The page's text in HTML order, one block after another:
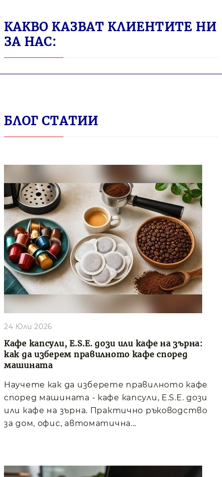
КАКВО КАЗВАТ КЛИЕНТИТЕ НИ
ЗА НАС:
БЛОГ СТАТИИ
Кафе капсули, E.S.E. дози или кафе на зърна:
как да изберем правилното кафе според
машината
24 Юли 2026
Научете как да изберете правилното кафе
според машината - кафе капсули, E.S.E. дози
или кафе на зърна. Практично ръководство
за дом, офис, автоматична...